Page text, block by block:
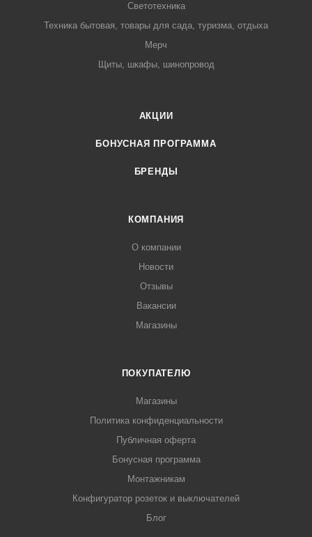
Светотехника
Техника бытовая, товары для сада, туризма, отдыха
Мерч
Щиты, шкафы, шинопровод
АКЦИИ
БОНУСНАЯ ПРОГРАММА
БРЕНДЫ
КОМПАНИЯ
О компании
Новости
Отзывы
Вакансии
Магазины
ПОКУПАТЕЛЮ
Магазины
Политика конфиденциальности
Публичная оферта
Бонусная программа
Монтажникам
Конфигуратор розеток и выключателей
Блог